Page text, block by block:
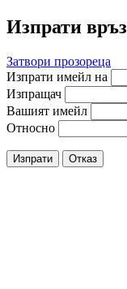
Изпрати
Затвори прозореца
Изпрати имейл на
Изпращач
Вашият имейл
Относно
Изпрати Отказ